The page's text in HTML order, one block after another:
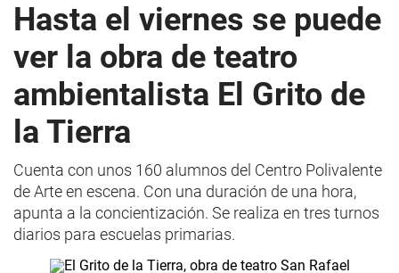
Hasta el viernes se puede
ver la obra de teatro
ambientalista El Grito de
la Tierra
Cuenta con unos 160 alumnos del Centro Polivalente
de Arte en escena. Con una duración de una hora,
apunta a la concientización. Se realiza en tres turnos
diarios para escuelas primarias.